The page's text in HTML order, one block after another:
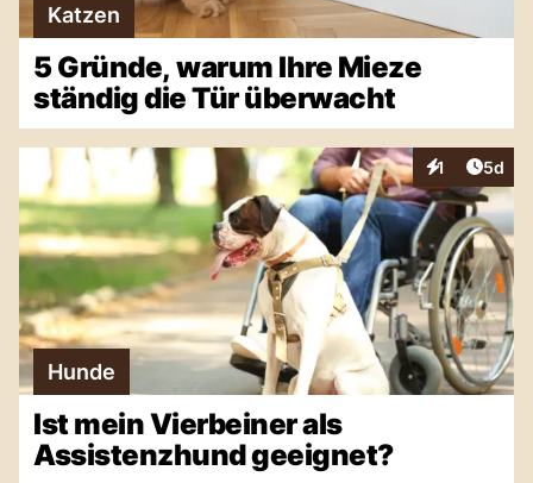
Katzen
5 Gründe, warum Ihre Mieze
ständig die Tür überwacht
1
Interaktionen
5d
Hunde
Ist mein Vierbeiner als
Assistenzhund geeignet?